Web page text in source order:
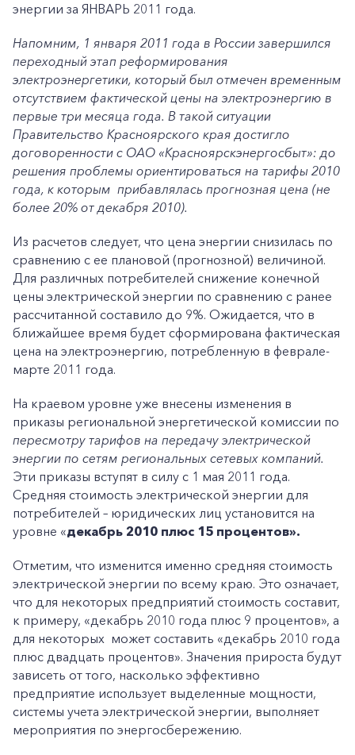
энергии за ЯНВАРЬ 2011 года.
Напомним, 1 января 2011 года в России завершился
переходный этап реформирования
электроэнергетики, который был отмечен временным
отсутствием фактической цены на электроэнергию в
первые три месяца года. В такой ситуации
Правительство Красноярского края достигло
договоренности с ОАО «Красноярскэнергосбыт»: до
решения проблемы ориентироваться на тарифы 2010
года, к которым прибавлялась прогнозная цена (не
более 20% от декабря 2010).
Из расчетов следует, что цена энергии снизилась по
сравнению с ее плановой (прогнозной) величиной.
Для различных потребителей снижение конечной
цены электрической энергии по сравнению с ранее
рассчитанной составило до 9%. Ожидается, что в
ближайшее время будет сформирована фактическая
цена на электроэнергию, потребленную в феврале-
марте 2011 года.
На краевом уровне уже внесены изменения в
приказы региональной энергетической комиссии по
пересмотру тарифов на передачу электрической
энергии по сетям региональных сетевых компаний.
Эти приказы вступят в силу с 1 мая 2011 года.
Средняя стоимость электрической энергии для
потребителей – юридических лиц установится на
уровне «декабрь 2010 плюс 15 процентов».
Отметим, что изменится именно средняя стоимость
электрической энергии по всему краю. Это означает,
что для некоторых предприятий стоимость составит,
к примеру, «декабрь 2010 года плюс 9 процентов», а
для некоторых может составить «декабрь 2010 года
плюс двадцать процентов». Значения прироста будут
зависеть от того, насколько эффективно
предприятие использует выделенные мощности,
системы учета электрической энергии, выполняет
мероприятия по энергосбережению.